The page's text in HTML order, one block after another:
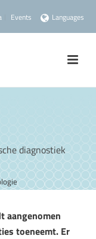
Events Languages
diagnostiek
aangenomen
toeneemt. Er